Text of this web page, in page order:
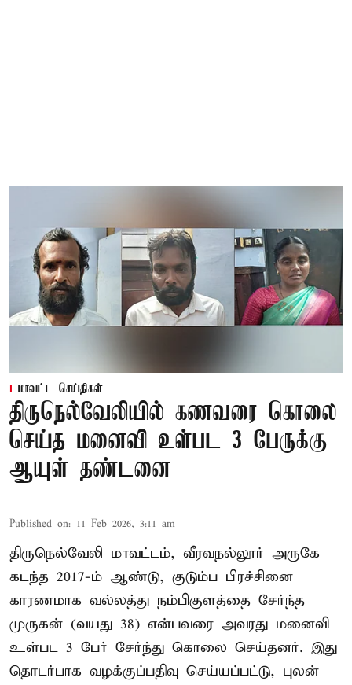
மாவட்ட செய்திகள்
திருநெல்வேலியில் கணவரை கொலை
செய்த மனைவி உள்பட 3 பேருக்கு
ஆயுள் தண்டனை
Published on: 11 Feb 2026, 3:11 am
திருநெல்வேலி மாவட்டம், வீரவநல்லூர் அருகே
கடந்த 2017-ம் ஆண்டு, குடும்ப பிரச்சினை
காரணமாக வல்லத்து நம்பிகுளத்தை சேர்ந்த
முருகன் (வயது 38) என்பவரை அவரது மனைவி
உள்பட 3 பேர் சேர்ந்து கொலை செய்தனர். இது
தொடர்பாக வழக்குப்பதிவு செய்யப்பட்டு, புலன்